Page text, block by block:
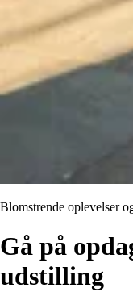
Blomstrende oplevelser
Gå på
udstilling